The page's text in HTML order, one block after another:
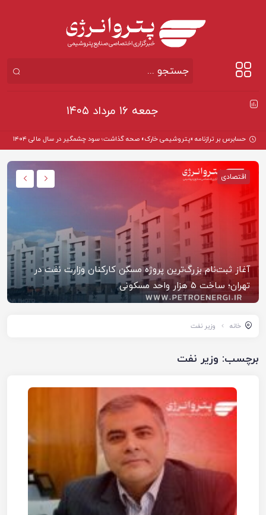
جمعه ۱۶ مرداد ۱۴۰۵
حسابرس بر ترازنامه «پتروشیمی خارک» صحه گذاشت؛ سود چشمگیر در سال مالی ۱۴۰۴
اقتصادی
آغاز ثبت‌نام بزرگ‌ترین پروژه مسکن کارکنان وزارت نفت در
تهران؛ ساخت ۵ هزار واحد مسکونی
خانه وزیر نفت
برچسب: وزیر نفت